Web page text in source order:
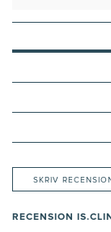
SKRIV
RECENSION